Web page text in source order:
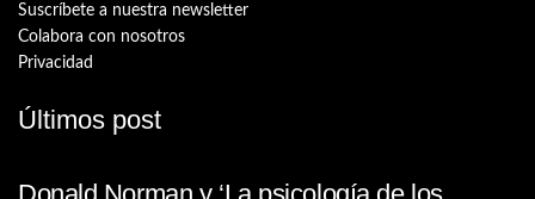
Suscríbete a nuestra newsletter
Colabora con nosotros
Privacidad
Últimos post